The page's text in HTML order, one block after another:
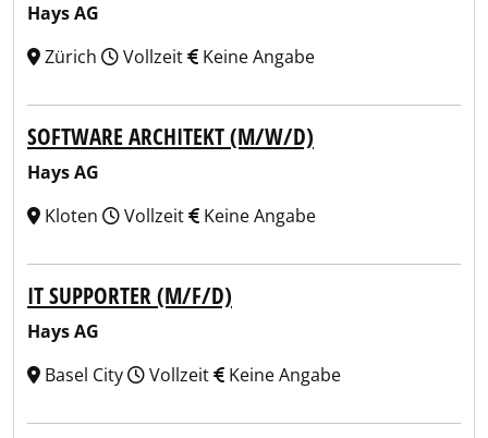
Hays AG
Zürich
Vollzeit Keine Angabe
SOFTWARE ARCHITEKT (M/W/D)
Hays AG
Kloten
Vollzeit Keine Angabe
IT SUPPORTER (M/F/D)
Hays AG
Basel City
Vollzeit Keine Angabe